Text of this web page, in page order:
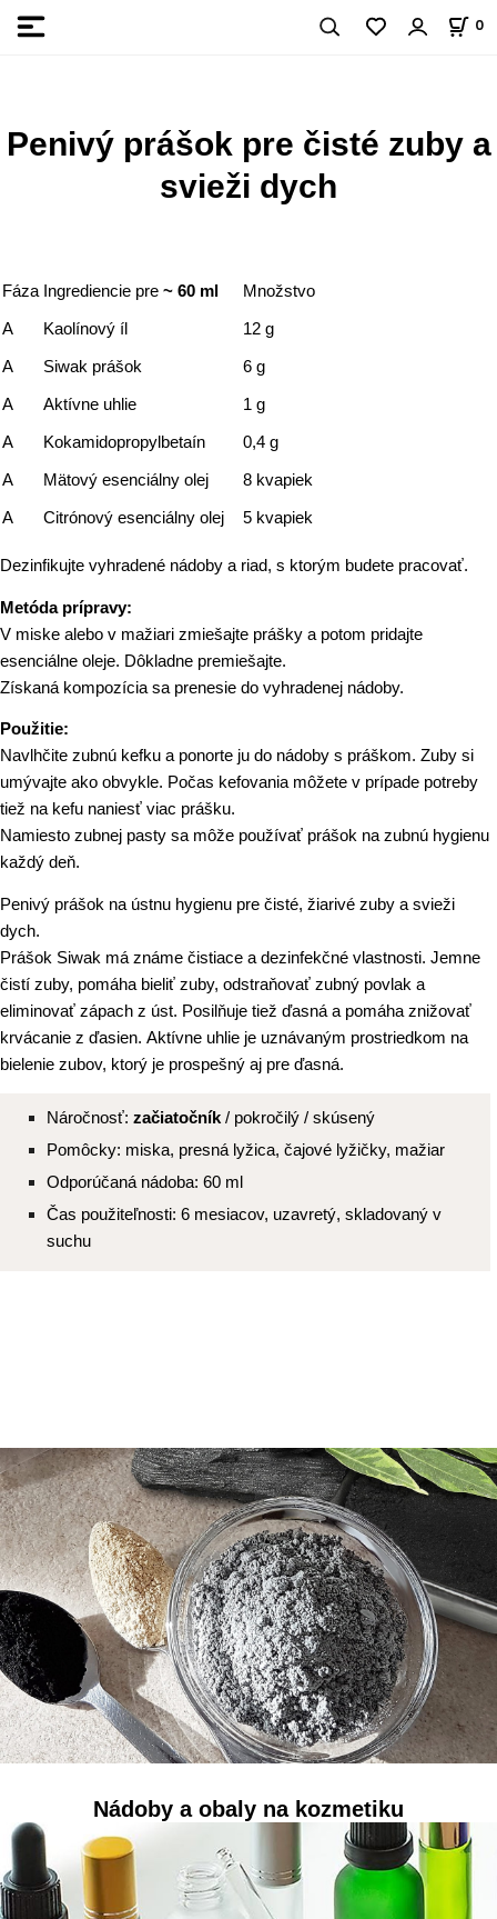
0
Penivý prášok pre čisté zuby a
svieži dych
Fáza Ingrediencie pre ~ 60 ml
Množstvo
A
Kaolínový íl
12 g
A
Siwak prášok
6 g
A
Aktívne uhlie
1 g
A
Kokamidopropylbetaín
0,4 g
A
Mätový esenciálny olej
8 kvapiek
A
Citrónový esenciálny olej 5 kvapiek
Dezinfikujte vyhradené nádoby a riad, s ktorým budete pracovať.
Metóda prípravy:
V miske alebo v mažiari zmiešajte prášky a potom pridajte
esenciálne oleje. Dôkladne premiešajte.
Získaná kompozícia sa prenesie do vyhradenej nádoby.
Použitie:
Navlhčite zubnú kefku a ponorte ju do nádoby s práškom. Zuby si
umývajte ako obvykle. Počas kefovania môžete v prípade potreby
tiež na kefu naniesť viac prášku.
Namiesto zubnej pasty sa môže používať prášok na zubnú hygienu
každý deň.
Penivý prášok na ústnu hygienu pre čisté, žiarivé zuby a svieži
dych.
Prášok Siwak má známe čistiace a dezinfekčné vlastnosti. Jemne
čistí zuby, pomáha bieliť zuby, odstraňovať zubný povlak a
eliminovať zápach z úst. Posilňuje tiež ďasná a pomáha znižovať
krvácanie z ďasien. Aktívne uhlie je uznávaným prostriedkom na
bielenie zubov, ktorý je prospešný aj pre ďasná.
Náročnosť: začiatočník / pokročilý / skúsený
Pomôcky: miska, presná lyžica, čajové lyžičky, mažiar
Odporúčaná nádoba: 60 ml
Čas použiteľnosti: 6 mesiacov, uzavretý, skladovaný v
suchu
Nádoby a obaly na kozmetiku